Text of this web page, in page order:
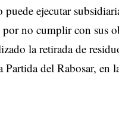
ejecutar
no cumplir con sus
la retirada de
del Rabosar, en